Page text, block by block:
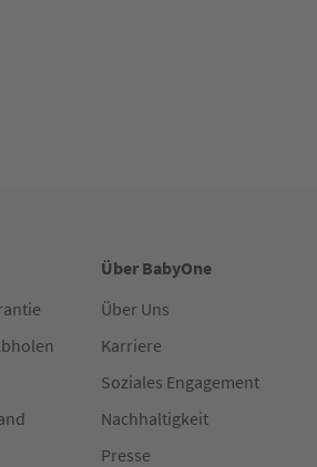
Über BabyOne
Über Uns
Karriere
Soziales Engagement
Nachhaltigkeit
Presse